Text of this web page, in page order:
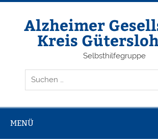
Zum
springenAlzheimer
Kreis
Selbsthilfegruppe
MENÜ